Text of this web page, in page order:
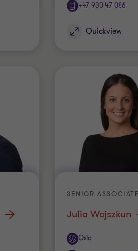
+47 930 47 086
Quickview
Julia Wojszkun
SENIOR ASSOCIATE
Oslo
Office